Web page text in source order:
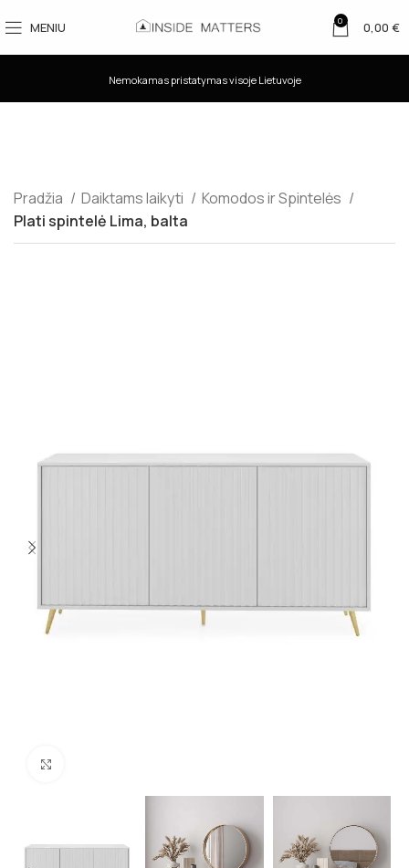
MENIU 0 0,00 €
Nemokamas pristatymas visoje Lietuvoje
Pradžia Daiktams laikyti
Komodos ir Spintelės
Plati spintelė Lima, balta